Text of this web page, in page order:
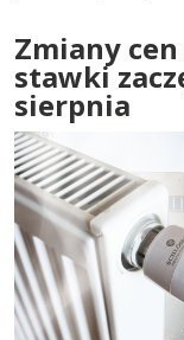
Zmiany
stawki
sierpnia